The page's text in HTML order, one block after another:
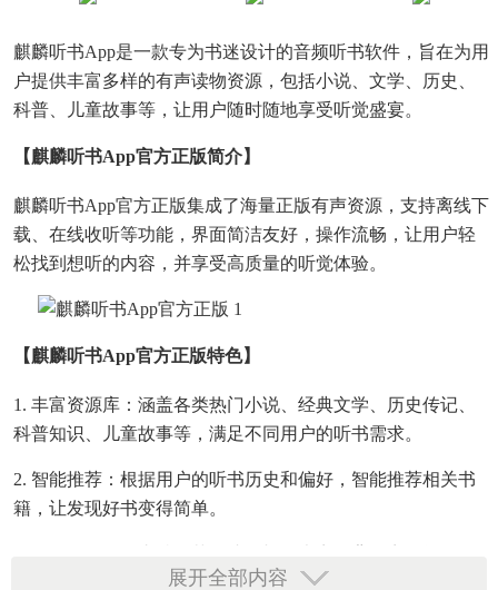
麒麟听书App是一款专为书迷设计的音频听书软件，旨在为用
户提供丰富多样的有声读物资源，包括小说、文学、历史、
科普、儿童故事等，让用户随时随地享受听觉盛宴。
【麒麟听书app官方正版简介】
麒麟听书App官方正版集成了海量正版有声资源，支持离线下
载、在线收听等功能，界面简洁友好，操作流畅，让用户轻
松找到想听的内容，并享受高质量的听觉体验。
【麒麟听书app官方正版特色】
1. 丰富资源库：涵盖各类热门小说、经典文学、历史传记、
科普知识、儿童故事等，满足不同用户的听书需求。
2. 智能推荐：根据用户的听书历史和偏好，智能推荐相关书
籍，让发现好书变得简单。
造个性化的听书环境。展开全部内容